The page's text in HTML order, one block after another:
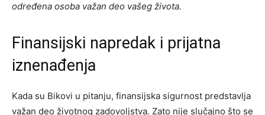
određena osoba važan deo vašeg života.
Finansijski napredak i prijatna
iznenađenja
Kada su Bikovi u pitanju, finansijska sigurnost predstavlja
važan deo životnog zadovoljstva. Zato nije slučajno što se